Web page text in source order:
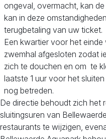
ongeval, overmacht, kan
kan in deze
terugbetaling van uw ticket.
Een kwartier voor het
zwemhal afgesloten zodat
zich te douchen en om te
laatste 1 uur voor het
nog betreden.
De directie behoudt zich het
sluitingsuren van
restaurants te wijzigen,